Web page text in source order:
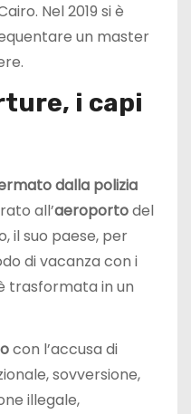
Nel 2019 si è
un master
i capi
dalla polizia
all’aeroportodel
il suo paese, per
di vacanza con i
trasformata in un
con l’accusa di
sovversione,
illegale,